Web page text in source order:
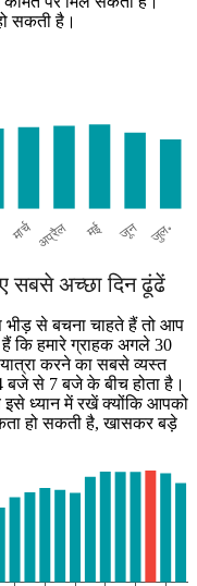
सकती है।
सबसे अच्छा दिन ढूंढें
से बचना चाहते हैं तो आप
कि हमारे ग्राहक अगले 30
करने का सबसे व्यस्त
से 7 बजे के बीच होता है।
इसे ध्यान में रखें क्योंकि आपको
हो सकती है, खासकर बड़े